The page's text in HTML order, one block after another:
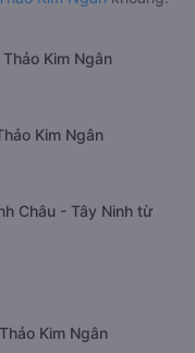
Kim Ngân
Kim Ngân
Châu - Tây Ninh từ
Kim Ngân